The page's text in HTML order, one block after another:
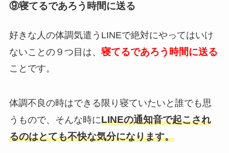
⑨寝てるであろう時間に送る
好きな人の体調気遣うLINEで絶対にやってはいけ
ないことの９つ目は、 寝てるであろう時間に送る
ことです。
体調不良の時はできる限り寝ていたいと誰でも思
うもので、そんな時にLINEの通知音で起こされ
るのはとても不快な気分になります。